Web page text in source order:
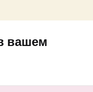
вашем